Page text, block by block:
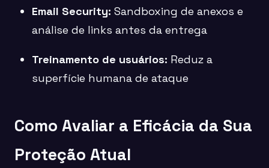
Email Security: Sandboxing de anexos e
análise de links antes da entrega
Treinamento de usuários: Reduz a
superfície humana de ataque
Como Avaliar a Eficácia da Sua
Proteção Atual